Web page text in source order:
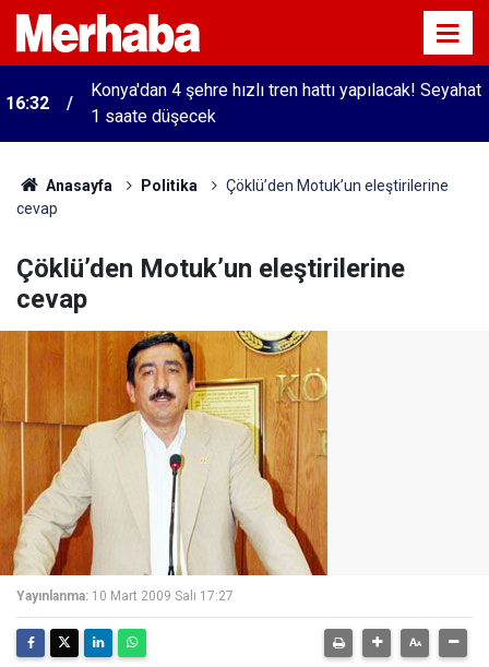
16:32
Konya'dan 4 şehre hızlı tren hattı yapılacak! Seyahat
1 saate düşecek
Anasayfa Politika
Çöklü’den Motuk’un eleştirilerine
cevap
Çöklü’den Motuk’un eleştirilerine
cevap
Yayınlanma: 10 Mart 2009 Salı 17:27